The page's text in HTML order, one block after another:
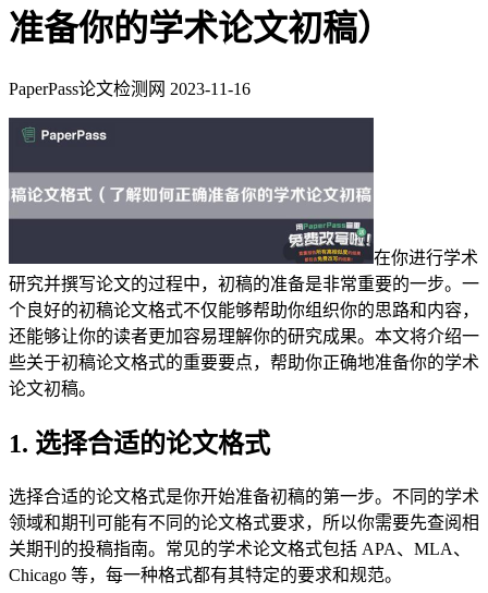
准备你的学术论文初稿）
PaperPass论文检测网 2023-11-16
在你进行学术
研究并撰写论文的过程中，初稿的准备是非常重要的一步。一
个良好的初稿论文格式不仅能够帮助你组织你的思路和内容，
还能够让你的读者更加容易理解你的研究成果。本文将介绍一
些关于初稿论文格式的重要要点，帮助你正确地准备你的学术
论文初稿。
1. 选择合适的论文格式
选择合适的论文格式是你开始准备初稿的第一步。不同的学术
领域和期刊可能有不同的论文格式要求，所以你需要先查阅相
关期刊的投稿指南。常见的学术论文格式包括 APA、MLA、
Chicago 等，每一种格式都有其特定的要求和规范。